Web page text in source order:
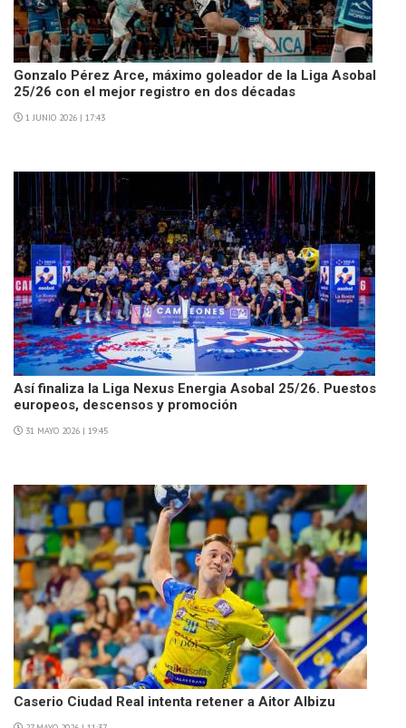
Gonzalo Pérez Arce, máximo goleador de la Liga Asobal
25/26 con el mejor registro en dos décadas
1 JUNIO 2026 | 17:43
Así finaliza la Liga Nexus Energia Asobal 25/26. Puestos
europeos, descensos y promoción
31 MAYO 2026 | 19:45
Caserio Ciudad Real intenta retener a Aitor Albizu